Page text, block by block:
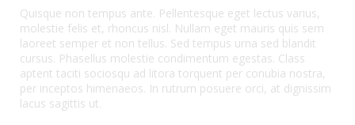
Quisque non tempus ante. Pellentesque eget lectus varius,
molestie felis et, rhoncus nisl. Nullam eget mauris quis sem
laoreet semper et non tellus. Sed tempus urna sed blandit
cursus. Phasellus molestie condimentum egestas. Class
aptent taciti sociosqu ad litora torquent per conubia nostra,
per inceptos himenaeos. In rutrum posuere orci, at dignissim
lacus sagittis ut.